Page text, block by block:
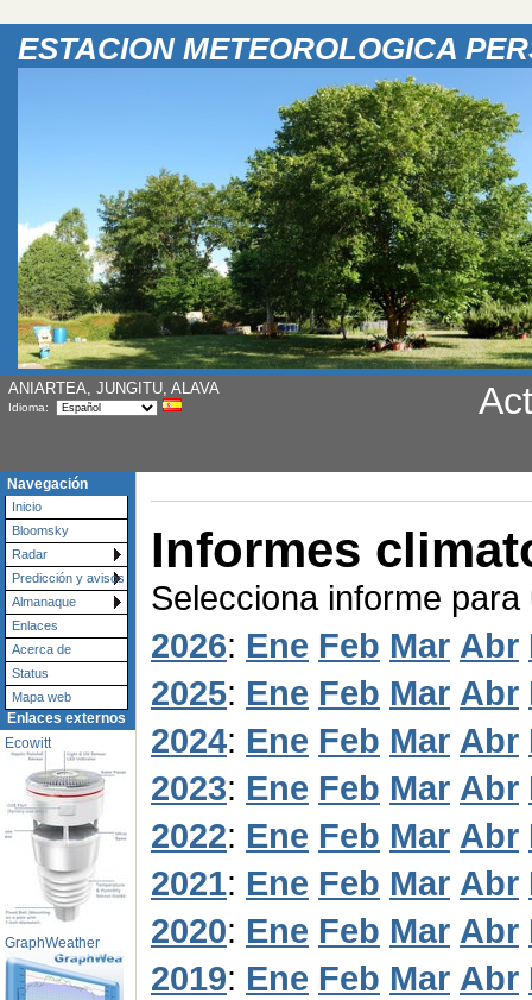
ESTACION METEOROLOGICA
ANIARTEA, JUNGITU, ALAVA
Idioma:
Navegación
Inicio
Bloomsky
Radar
Predicción y avisos
Almanaque
Enlaces
Acerca de
Status
Mapa web
Enlaces externos
Ecowitt
GraphWeather
Informes
Selecciona informe para
2026: Ene Feb Mar Abr
2025: Ene Feb Mar Abr
2024: Ene Feb Mar Abr
2023: Ene Feb Mar Abr
2022: Ene Feb Mar Abr
2021: Ene Feb Mar Abr
2020: Ene Feb Mar Abr
2019: Ene Feb Mar Abr